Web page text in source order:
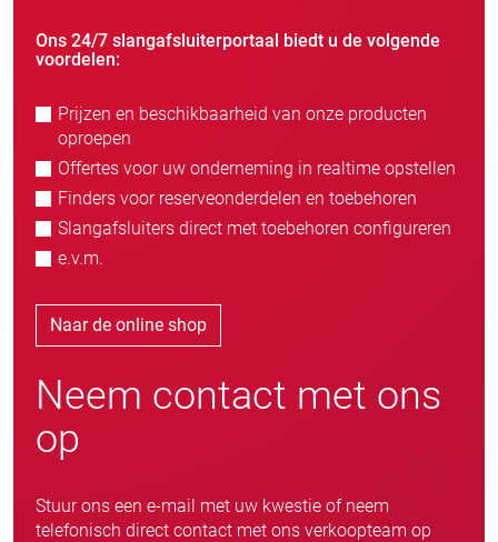
Ons 24/7 slangafsluiterportaal biedt u de volgende
voordelen:
Prijzen en beschikbaarheid van onze producten
oproepen
Offertes voor uw onderneming in realtime opstellen
Finders voor reserveonderdelen en toebehoren
Slangafsluiters direct met toebehoren configureren
e.v.m.
Naar de online shop
Neem contact met ons
op
Stuur ons een e-mail met uw kwestie of neem
telefonisch direct contact met ons verkoopteam op